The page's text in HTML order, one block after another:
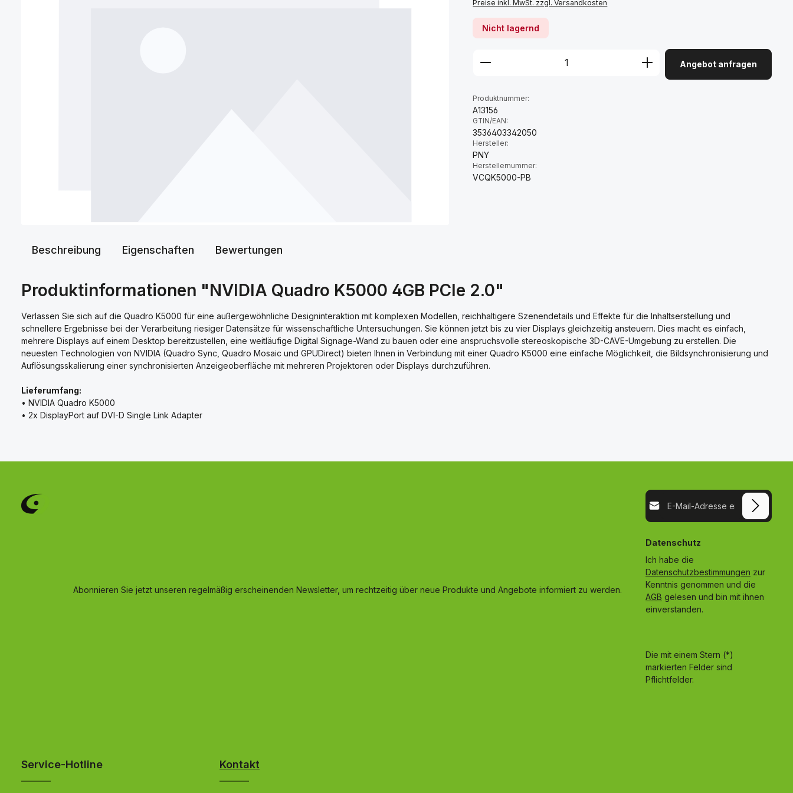
Preise inkl. MwSt. zzgl. Versandkosten
Nicht lagernd
Angebot anfragen
Produktnummer:
A13156
GTIN/EAN:
3536403342050
Hersteller:
PNY
Herstellernummer:
VCQK5000-PB
Beschreibung Eigenschaften Bewertungen
Produktinformationen "NVIDIA Quadro K5000 4GB PCIe 2.0"
Verlassen Sie sich auf die Quadro K5000 für eine außergewöhnliche Designinteraktion mit komplexen Modellen, reichhaltigere Szenendetails und Effekte für die Inhaltserstellung und
schnellere Ergebnisse bei der Verarbeitung riesiger Datensätze für wissenschaftliche Untersuchungen. Sie können jetzt bis zu vier Displays gleichzeitig ansteuern. Dies macht es einfach,
mehrere Displays auf einem Desktop bereitzustellen, eine weitläufige Digital Signage-Wand zu bauen oder eine anspruchsvolle stereoskopische 3D-CAVE-Umgebung zu erstellen. Die
neuesten Technologien von NVIDIA (Quadro Sync, Quadro Mosaic und GPUDirect) bieten Ihnen in Verbindung mit einer Quadro K5000 eine einfache Möglichkeit, die Bildsynchronisierung und
Auflösungsskalierung einer synchronisierten Anzeigeoberfläche mit mehreren Projektoren oder Displays durchzuführen.
Lieferumfang:
• NVIDIA Quadro K5000
• 2x DisplayPort auf DVI-D Single Link Adapter
Abonnieren Sie jetzt unseren regelmäßig erscheinenden Newsletter, um rechtzeitig über neue Produkte und Angebote informiert zu werden.
E-Mail-Adresse*
Datenschutz
Ich habe die
Datenschutzbestimmungen zur
Kenntnis genommen und die
AGB gelesen und bin mit ihnen
einverstanden.
Die mit einem Stern (*)
markierten Felder sind
Pflichtfelder.
Service-Hotline Kontakt